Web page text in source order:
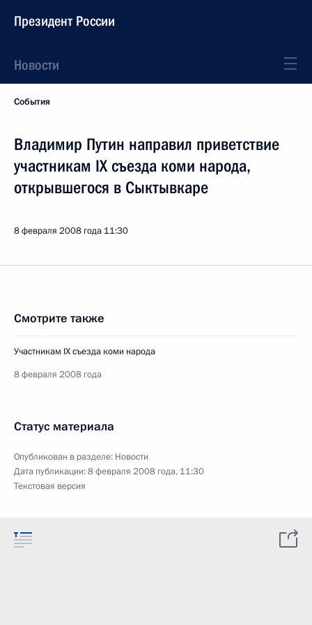
Президент России
Новости
События
Владимир Путин направил приветствие
участникам IX съезда коми народа,
открывшегося в Сыктывкаре
8 февраля 2008 года 11:30
Смотрите также
Участникам IX съезда коми народа
8 февраля 2008 года
Статус материала
Опубликован в разделе: Новости
Дата публикации:8 февраля 2008 года, 11:30
Текстовая версия